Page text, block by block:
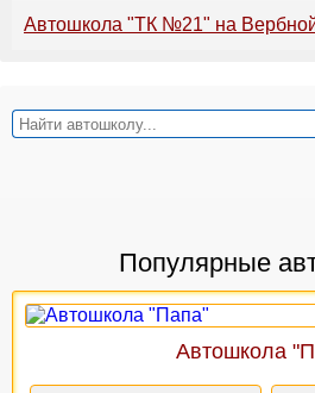
Автошкола "ТК №21" на
Популярные
Автошкола